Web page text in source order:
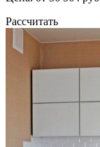
Рассчитать